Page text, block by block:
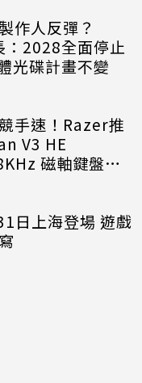
作人反彈？
2028全面停止
光碟計畫不變
手速！Razer推
V3 HE
磁軸鍵盤效
日上海登場 遊戲